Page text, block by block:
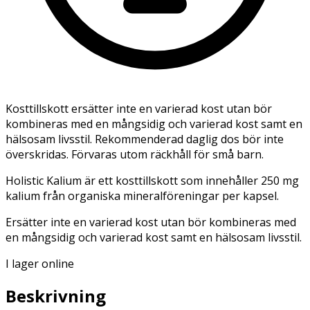
Kosttillskott ersätter inte en varierad kost utan bör
kombineras med en mångsidig och varierad kost samt en
hälsosam livsstil. Rekommenderad daglig dos bör inte
överskridas. Förvaras utom räckhåll för små barn.
Holistic Kalium är ett kosttillskott som innehåller 250 mg
kalium från organiska mineralföreningar per kapsel.
Ersätter inte en varierad kost utan bör kombineras med
en mångsidig och varierad kost samt en hälsosam livsstil.
I lager online
Beskrivning